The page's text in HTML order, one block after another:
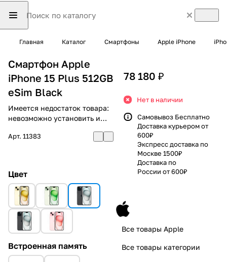
Главная Каталог Смартфоны Apple iPhone
Смартфон Apple
iPhone 15 Plus 512GB
eSim Black
Имеется недостаток товара:
невозможно установить и
Арт. 11383
Цвет
Встроенная память
78 180 ₽
Нет в наличии
Самовывоз Бесплатно
Доставка курьером от
600₽
Экспресс доставка по
Москве 1500₽
Доставка по
России от 600₽
Все товары Apple
Все товары категории